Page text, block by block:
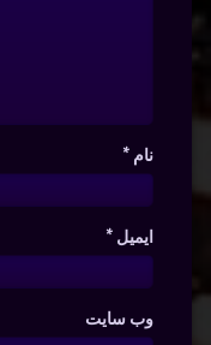
نام *
ایمیل *
وب‌ سایت